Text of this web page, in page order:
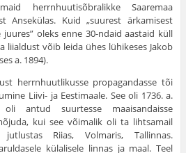
herrnhuutisõbralikke Saaremaa
Ansekülas. Kuid „suurest ärkamisest
oleks enne 30-ndaid aastaid küll
liialdust võib leida ühes lühi­keses Jakob
a. 1894).
herrnhuutlikusse propagan­dasse tõi
Liivi- ja Eestimaale. See oli 1736. a.
antud suurtesse maaisandaisse
kui see võimalik oli ta lihtsamail
jutlustas Riias, Volmaris, Tallinnas.
külali­sele linnas ja maal. Teel